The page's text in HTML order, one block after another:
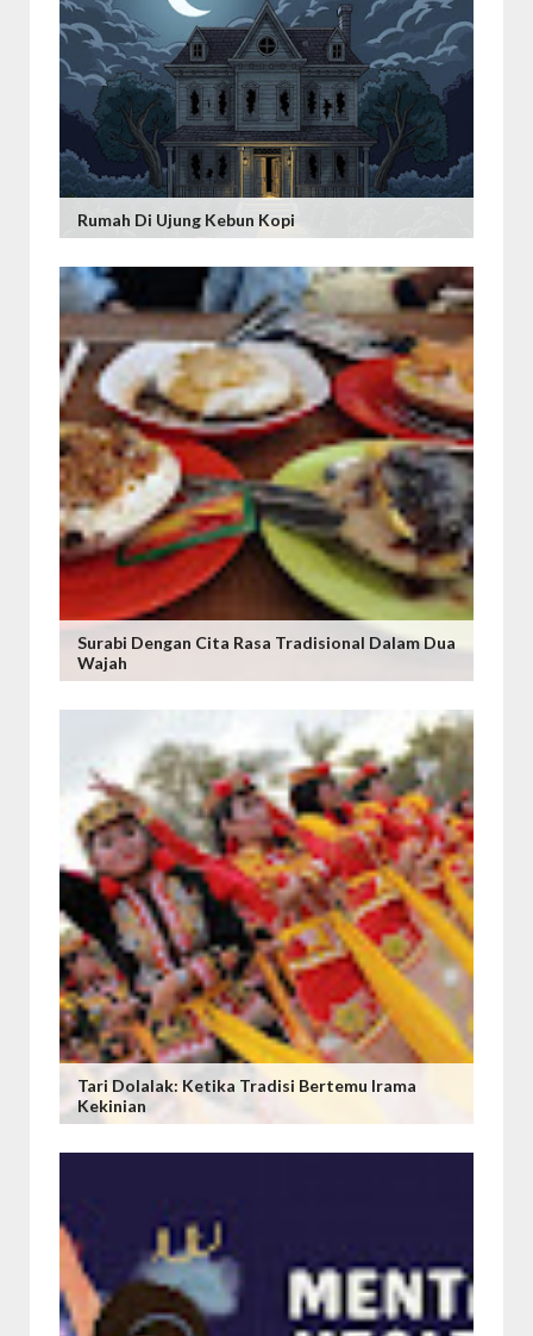
Rumah Di Ujung Kebun Kopi
Surabi Dengan Cita Rasa Tradisional Dalam Dua
Wajah
Tari Dolalak: Ketika Tradisi Bertemu Irama
Kekinian